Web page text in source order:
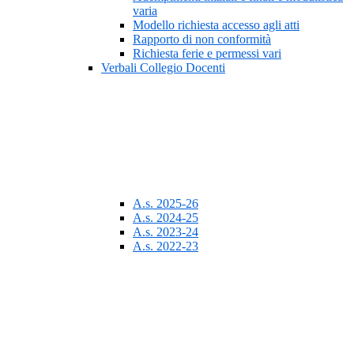
varia
Modello richiesta accesso agli atti
Rapporto di non conformità
Richiesta ferie e permessi vari
Verbali Collegio Docenti
A.s. 2025-26
A.s. 2024-25
A.s. 2023-24
A.s. 2022-23